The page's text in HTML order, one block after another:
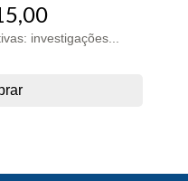
investigações...